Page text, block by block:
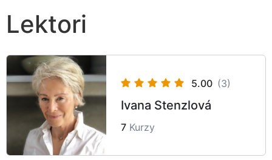
Lektori
5.00 (3)
Ivana Stenzlová
7 Kurzy